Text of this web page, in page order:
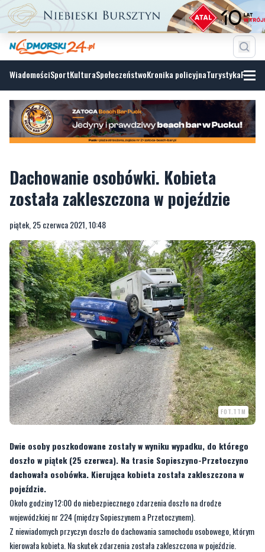
WiadomościSportKulturaSpołeczeństwoKronika policyjnaTurystyka
Dachowanie osobówki. Kobieta
piątek, 25 czerwca 2021, 10:48
FOT.TTM
Dwie osoby poszkodowane zostały w wyniku wypadku, do którego
doszło w piątek (25 czerwca). Na trasie Sopieszyno-Przetoczyno
pojeździe.
Około godziny 12:00 do niebezpiecznego zdarzenia doszło na drodze
wojewódzkiej nr 224 (między Sopieszynem a Przetoczynem).
Z niewiadomych przyczyn doszło do dachowania samochodu osobowego, którym
kierowała kobieta. Na skutek zdarzenia została zakleszczona w pojeździe.
Interweniowali strażacy – 2 zastępy JRG Wejherowo i 1 OSP Wejherowo.
–Kobieta została wyciągnięta z samochodu, jest przytomna. Poszkodowana została
jeszcze jedna osoba – dziecko, które bada zespół ratownictwa medycznego-